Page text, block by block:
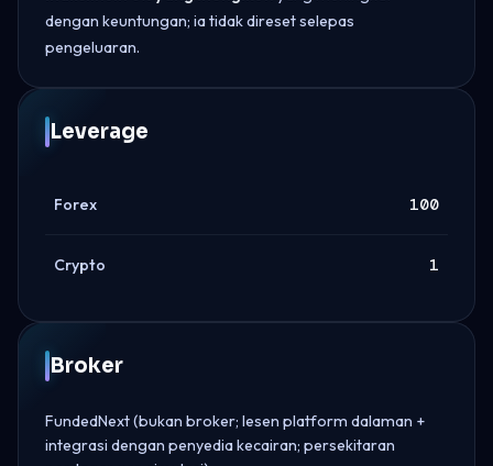
dengan keuntungan; ia tidak direset selepas
pengeluaran.
Leverage
Forex 100
Crypto 1
Broker
FundedNext (bukan broker; lesen platform dalaman +
integrasi dengan penyedia kecairan; persekitaran